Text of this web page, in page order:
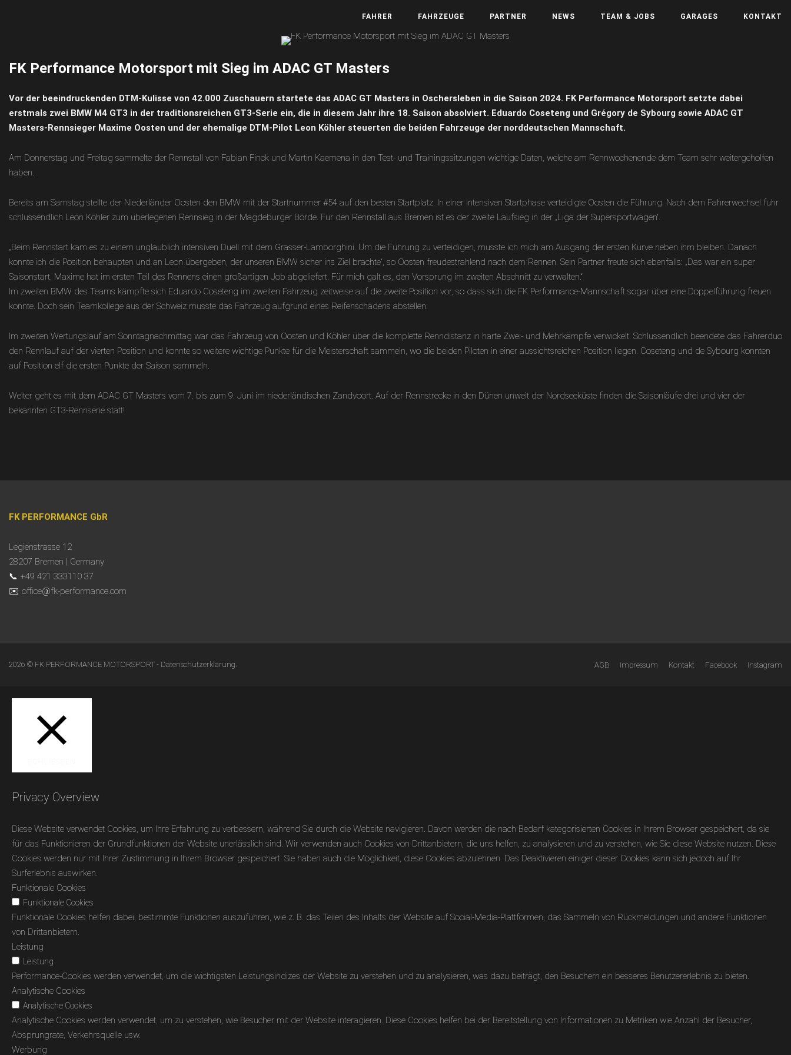
FAHRER FAHRZEUGE PARTNER NEWS TEAM & JOBS GARAGES KONTAKT
FK Performance Motorsport mit Sieg im ADAC GT Masters
Vor der beeindruckenden DTM-Kulisse von 42.000 Zuschauern startete das ADAC GT Masters in Oschersleben in die Saison 2024. FK Performance Motorsport setzte dabei
erstmals zwei BMW M4 GT3 in der traditionsreichen GT3-Serie ein, die in diesem Jahr ihre 18. Saison absolviert. Eduardo Coseteng und Grégory de Sybourg sowie ADAC GT
Masters-Rennsieger Maxime Oosten und der ehemalige DTM-Pilot Leon Köhler steuerten die beiden Fahrzeuge der norddeutschen Mannschaft.
Am Donnerstag und Freitag sammelte der Rennstall von Fabian Finck und Martin Kaemena in den Test- und Trainingssitzungen wichtige Daten, welche am Rennwochenende dem Team sehr weitergeholfen
haben.
Bereits am Samstag stellte der Niederländer Oosten den BMW mit der Startnummer #54 auf den besten Startplatz. In einer intensiven Startphase verteidigte Oosten die Führung. Nach dem Fahrerwechsel fuhr
schlussendlich Leon Köhler zum überlegenen Rennsieg in der Magdeburger Börde. Für den Rennstall aus Bremen ist es der zweite Laufsieg in der „Liga der Supersportwagen“.
„Beim Rennstart kam es zu einem unglaublich intensiven Duell mit dem Grasser-Lamborghini. Um die Führung zu verteidigen, musste ich mich am Ausgang der ersten Kurve neben ihm bleiben. Danach
konnte ich die Position behaupten und an Leon übergeben, der unseren BMW sicher ins Ziel brachte“, so Oosten freudestrahlend nach dem Rennen. Sein Partner freute sich ebenfalls: „Das war ein super
Saisonstart. Maxime hat im ersten Teil des Rennens einen großartigen Job abgeliefert. Für mich galt es, den Vorsprung im zweiten Abschnitt zu verwalten.“
Im zweiten BMW des Teams kämpfte sich Eduardo Coseteng im zweiten Fahrzeug zeitweise auf die zweite Position vor, so dass sich die FK Performance-Mannschaft sogar über eine Doppelführung freuen
konnte. Doch sein Teamkollege aus der Schweiz musste das Fahrzeug aufgrund eines Reifenschadens abstellen.
Im zweiten Wertungslauf am Sonntagnachmittag war das Fahrzeug von Oosten und Köhler über die komplette Renndistanz in harte Zwei- und Mehrkämpfe verwickelt. Schlussendlich beendete das Fahrerduo
den Rennlauf auf der vierten Position und konnte so weitere wichtige Punkte für die Meisterschaft sammeln, wo die beiden Piloten in einer aussichtsreichen Position liegen. Coseteng und de Sybourg konnten
auf Position elf die ersten Punkte der Saison sammeln.
Weiter geht es mit dem ADAC GT Masters vom 7. bis zum 9. Juni im niederländischen Zandvoort. Auf der Rennstrecke in den Dünen unweit der Nordseeküste finden die Saisonläufe drei und vier der
bekannten GT3-Rennserie statt!
FK PERFORMANCE GbR
Legienstrasse 12
28207 Bremen | Germany
📞 +49 421 333110 37
✉️ office@fk-performance.com
2026 © FK PERFORMANCE MOTORSPORT - Datenschutzerklärung. AGB Impressum Kontakt Facebook Instagram
Privacy Overview
Diese Website verwendet Cookies, um Ihre Erfahrung zu verbessern, während Sie durch die Website navigieren. Davon werden die nach Bedarf kategorisierten Cookies in Ihrem Browser gespeichert, da sie
für das Funktionieren der Grundfunktionen der Website unerlässlich sind. Wir verwenden auch Cookies von Drittanbietern, die uns helfen, zu analysieren und zu verstehen, wie Sie diese Website nutzen. Diese
Cookies werden nur mit Ihrer Zustimmung in Ihrem Browser gespeichert. Sie haben auch die Möglichkeit, diese Cookies abzulehnen. Das Deaktivieren einiger dieser Cookies kann sich jedoch auf Ihr
Surferlebnis auswirken.
Funktionale Cookies
Funktionale Cookies
Funktionale Cookies helfen dabei, bestimmte Funktionen auszuführen, wie z. B. das Teilen des Inhalts der Website auf Social-Media-Plattformen, das Sammeln von Rückmeldungen und andere Funktionen
von Drittanbietern.
Leistung
Leistung
Performance-Cookies werden verwendet, um die wichtigsten Leistungsindizes der Website zu verstehen und zu analysieren, was dazu beiträgt, den Besuchern ein besseres Benutzererlebnis zu bieten.
Analytische Cookies
Analytische Cookies
Analytische Cookies werden verwendet, um zu verstehen, wie Besucher mit der Website interagieren. Diese Cookies helfen bei der Bereitstellung von Informationen zu Metriken wie Anzahl der Besucher,
Absprungrate, Verkehrsquelle usw.
Werbung